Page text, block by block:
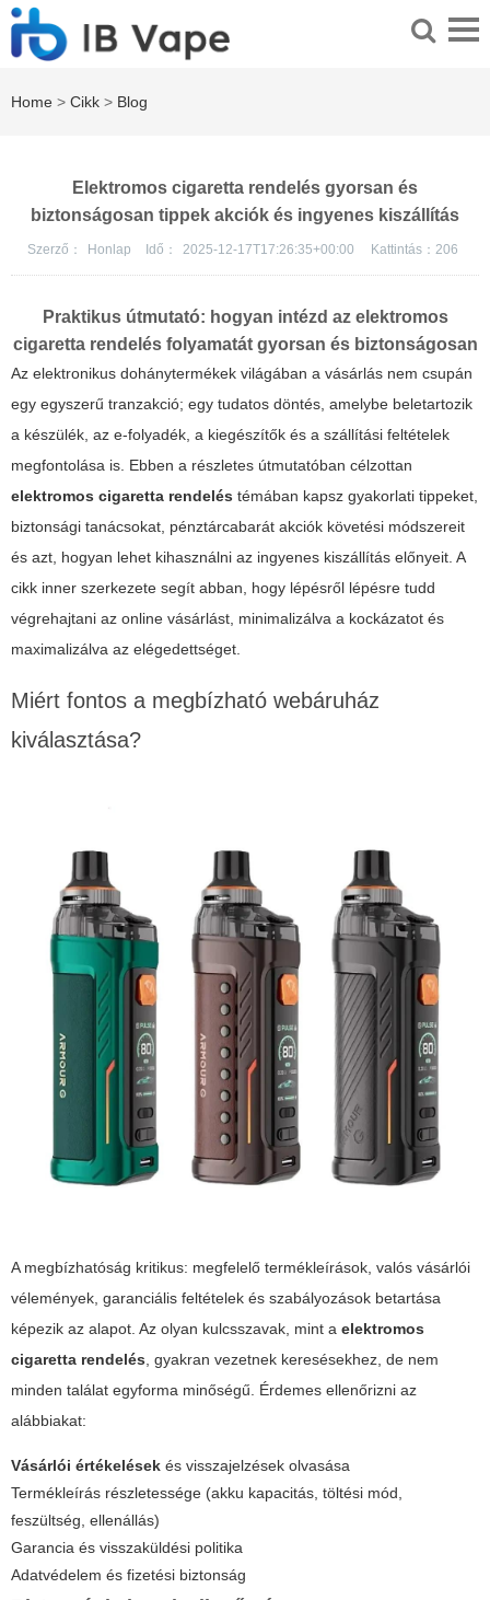
Home > Cikk > Blog
Elektromos cigaretta rendelés gyorsan és
biztonságosan tippek akciók és ingyenes kiszállítás
Szerző： Honlap Idő： 2025-12-17T17:26:35+00:00 Kattintás： 206
Praktikus útmutató: hogyan intézd az elektromos
cigaretta rendelés folyamatát gyorsan és biztonságosan
Az elektronikus dohánytermékek világában a vásárlás nem csupán
egy egyszerű tranzakció; egy tudatos döntés, amelybe beletartozik
a készülék, az e-folyadék, a kiegészítők és a szállítási feltételek
megfontolása is. Ebben a részletes útmutatóban célzottan
elektromos cigaretta rendelés témában kapsz gyakorlati tippeket,
biztonsági tanácsokat, pénztárcabarát akciók követési módszereit
és azt, hogyan lehet kihasználni az ingyenes kiszállítás előnyeit. A
cikk inner szerkezete segít abban, hogy lépésről lépésre tudd
végrehajtani az online vásárlást, minimalizálva a kockázatot és
maximalizálva az elégedettséget.
Miért fontos a megbízható webáruház
kiválasztása?
A megbízhatóság kritikus: megfelelő termékleírások, valós vásárlói
vélemények, garanciális feltételek és szabályozások betartása
képezik az alapot. Az olyan kulcsszavak, mint a elektromos
cigaretta rendelés, gyakran vezetnek keresésekhez, de nem
minden találat egyforma minőségű. Érdemes ellenőrizni az
alábbiakat:
Vásárlói értékelések és visszajelzések olvasása
Termékleírás részletessége (akku kapacitás, töltési mód,
feszültség, ellenállás)
Garancia és visszaküldési politika
Adatvédelem és fizetési biztonság